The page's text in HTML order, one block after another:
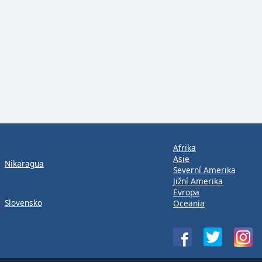
Nikaragua
Slovensko
Afrika
Asie
Severní Amerika
Jižní Amerika
Evropa
Oceania